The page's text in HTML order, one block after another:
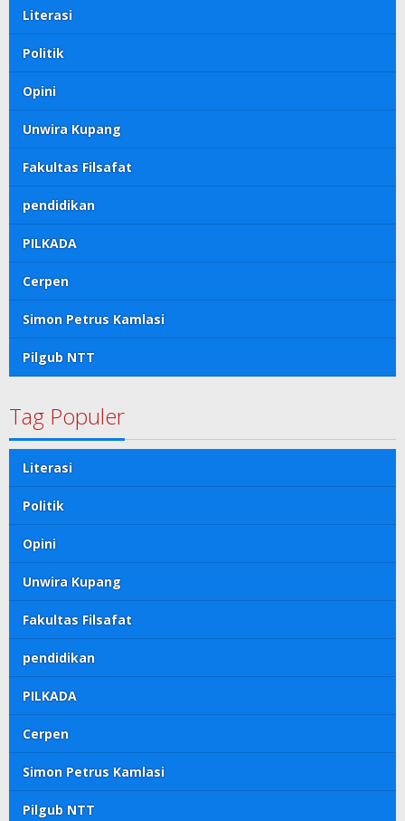
Literasi
Politik
Opini
Unwira Kupang
Fakultas Filsafat
pendidikan
PILKADA
Cerpen
Simon Petrus Kamlasi
Pilgub NTT
Tag Populer
Literasi
Politik
Opini
Unwira Kupang
Fakultas Filsafat
pendidikan
PILKADA
Cerpen
Simon Petrus Kamlasi
Pilgub NTT